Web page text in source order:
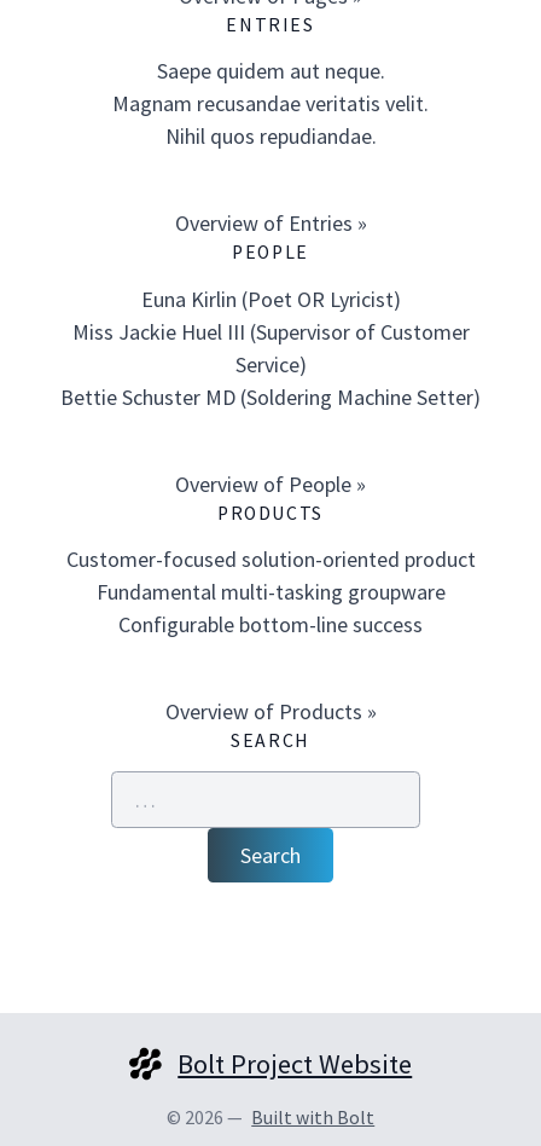
ENTRIES
Saepe quidem aut neque.
Magnam recusandae veritatis velit.
Nihil quos repudiandae.
Overview of Entries »
PEOPLE
Euna Kirlin (Poet OR Lyricist)
Miss Jackie Huel III (Supervisor of Customer
Service)
Bettie Schuster MD (Soldering Machine Setter)
Overview of People »
PRODUCTS
Customer-focused solution-oriented product
Fundamental multi-tasking groupware
Configurable bottom-line success
Overview of Products »
SEARCH
Search
Bolt Project Website
© 2026 — Built with Bolt